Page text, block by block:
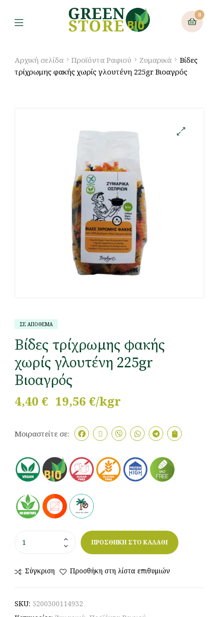
0
Αρχική σελίδα Προϊόντα Ραφιού Ζυμαρικά
Βίδες
τρίχρωμης φακής χωρίς γλουτένη 225gr Βιοαγρός
ΣΕ ΑΠΟΘΕΜΑ
Βίδες τρίχρωμης φακής
χωρίς γλουτένη 225gr
Βιοαγρός
4,40 € 19,56 €/kgr
Μοιραστείτε σε:
ΠΡΟΣΘΗΚΗ ΣΤΟ ΚΑΛΑΘΙ
Σύγκριση Προσθήκη στη λίστα επιθυμιών
SKU: 5200300114932